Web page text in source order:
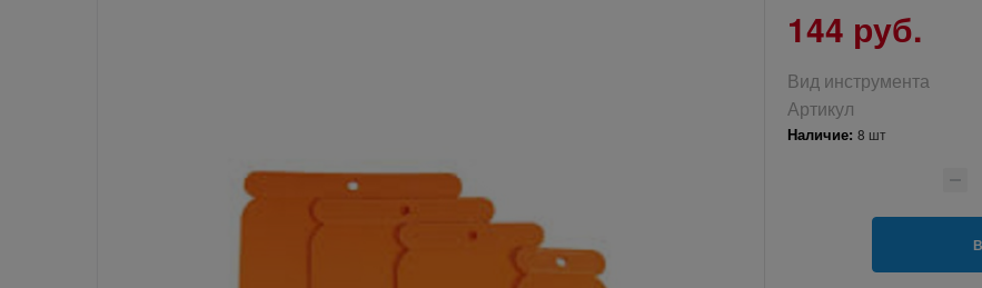
144 руб.
Вид инструмента
Артикул
Наличие: 8 шт